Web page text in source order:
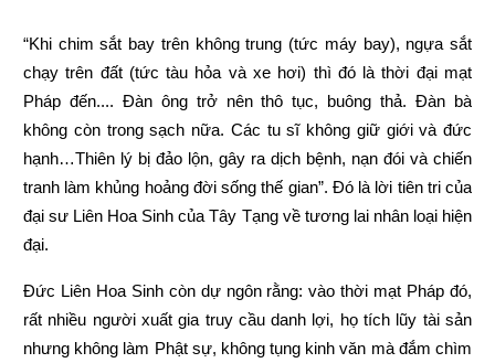
“Khi chim sắt bay trên không trung (tức máy bay), ngựa sắt
chạy trên đất (tức tàu hỏa và xe hơi) thì đó là thời đại mạt
Pháp đến.... Đàn ông trở nên thô tục, buông thả. Đàn bà
không còn trong sạch nữa. Các tu sĩ không giữ giới và đức
hạnh…Thiên lý bị đảo lộn, gây ra dịch bệnh, nạn đói và chiến
tranh làm khủng hoảng đời sống thế gian”. Đó là lời tiên tri của
đại sư Liên Hoa Sinh của Tây Tạng về tương lai nhân loại hiện
đại.
Đức Liên Hoa Sinh còn dự ngôn rằng: vào thời mạt Pháp đó,
rất nhiều người xuất gia truy cầu danh lợi, họ tích lũy tài sản
nhưng không làm Phật sự, không tụng kinh văn mà đắm chìm